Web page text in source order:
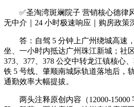
✅圣淘湾斑斓院子 营销核心德律风
无中介｜24 小时极速响应｜购房政策
答：自驾 5 分钟上广州绕城高速，
坐、一小时内抵达广州珠江新城；社
373、377、378 公交中转龙江镇核心
铁 5 号线、肇顺南城际轨道落地后，
通勤效率大幅提拔。
两头注释原创内容（12000-15000